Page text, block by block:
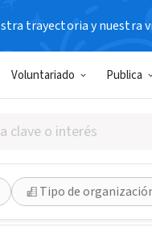
trayectoria y nuestra
Voluntariado Publica
Tipo de
Kripa
India |
Compartir